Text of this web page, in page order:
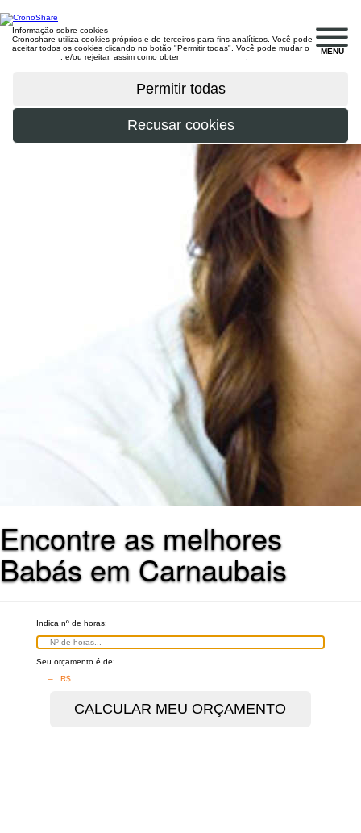
MENU
Informação sobre cookies
Cronoshare utiliza cookies próprios e de terceiros para fins analíticos. Você pode
aceitar todos os cookies clicando no botão "Permitir todas". Você pode mudar o
, e/ou rejeitar, assim como obter
Encontre as melhores
Babás em Carnaubais
Indica nº de horas:
Seu orçamento é de:
– R$